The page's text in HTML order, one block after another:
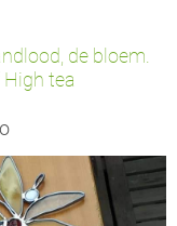
de bloem.
High tea